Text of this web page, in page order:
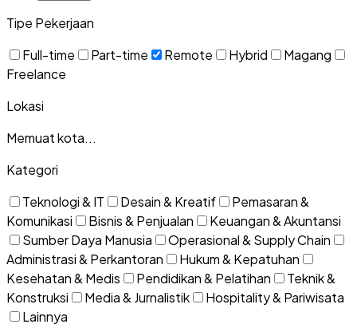
Tipe Pekerjaan
Full-time
Part-time Remote Hybrid
Magang
Freelance
Lokasi
Memuat kota...
Kategori
Teknologi & IT
Desain & Kreatif
Pemasaran &
Komunikasi
Bisnis & Penjualan
Keuangan & Akuntansi
Sumber Daya Manusia
Operasional & Supply Chain
Administrasi & Perkantoran
Hukum & Kepatuhan
Kesehatan & Medis
Pendidikan & Pelatihan
Teknik &
Konstruksi
Media & Jurnalistik
Hospitality & Pariwisata
Lainnya